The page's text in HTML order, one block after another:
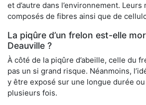
et d’autre dans l’environnement.
composés de fibres ainsi que de
La piqûre d’un frelon est-elle
Deauville ?
À côté de la piqûre d’abeille, celle du
pas un si grand risque. Néanmoins,
y être exposé sur une longue durée
plusieurs fois.